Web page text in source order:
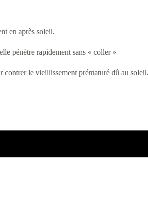
en après soleil.
pénètre rapidement sans « coller »
contrer le vieillissement prématuré dû au soleil.